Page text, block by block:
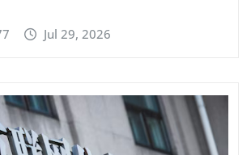
Jul 29, 2026